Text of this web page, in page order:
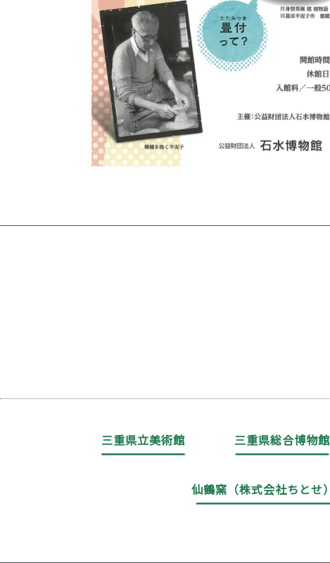
三重県立美術館 三重県総合博物館
仙鶴窯（株式会社ちとせ）